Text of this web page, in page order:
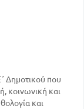
Δημοτικού που
κοινωνική και
και